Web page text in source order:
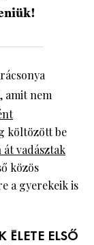
amit nem
költözött be
vadásztak
közös
a gyerekeik is
ÉLETE ELSŐ